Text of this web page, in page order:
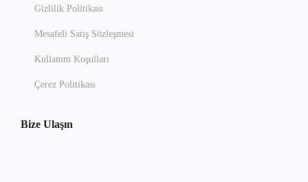
Gizlilik Politikası
Mesafeli Satış Sözleşmesi
Kullanım Koşulları
Çerez Politikası
Bize Ulaşın